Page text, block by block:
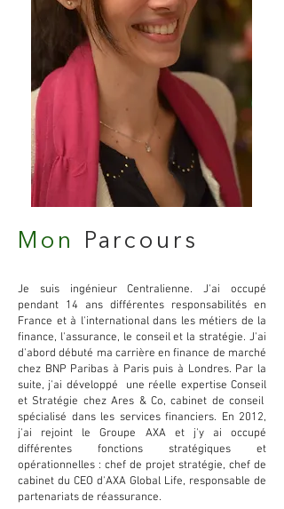
Mon Parcours
Je suis ingénieur Centralienne. J'ai occupé
pendant 14 ans différentes responsabilités en
France et à l'international dans les métiers de la
finance, l'assurance, le conseil et la stratégie. J'ai
d'abord débuté ma carrière en finance de marché
chez BNP Paribas à Paris puis à Londres. Par la
suite, j'ai développé une réelle expertise Conseil
et Stratégie chez Ares & Co, cabinet de conseil
spécialisé dans les services financiers. En 2012,
j'ai rejoint le Groupe AXA et j'y ai occupé
différentes fonctions stratégiques et
opérationnelles : chef de projet stratégie, chef de
cabinet du CEO d'AXA Global Life, responsable de
partenariats de réassurance.